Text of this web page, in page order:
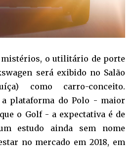
o utilitário de porte
será exibido no Salão
como carro-conceito.
a plataforma do Polo - maior
o Golf - a expectativa é de
estudo ainda sem nome
no mercado em 2018, em